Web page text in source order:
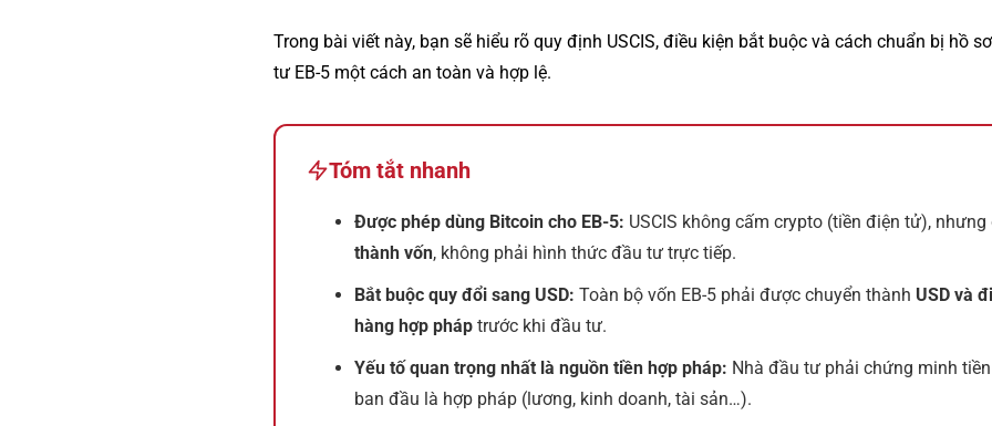
Trong bài viết này, bạn sẽ hiểu rõ quy định USCIS, điều kiện bắt buộc và cách chuẩn bị hồ
tư EB-5 một cách an toàn và hợp lệ.
Tóm tắt nhanh
Được phép dùng Bitcoin cho EB-5: USCIS không cấm crypto (tiền điện tử),
thành vốn, không phải hình thức đầu tư trực tiếp.
Bắt buộc quy đổi sang USD: Toàn bộ vốn EB-5 phải được chuyển thành USD và
hàng hợp pháptrước khi đầu tư.
Yếu tố quan trọng nhất là nguồn tiền hợp pháp: Nhà đầu tư phải chứng minh
ban đầu là hợp pháp (lương, kinh doanh, tài sản…).